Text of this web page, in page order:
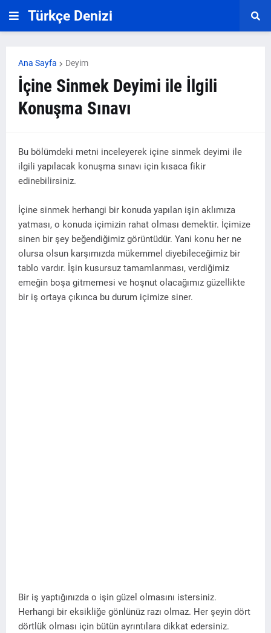
Türkçe Denizi
Ana Sayfa Deyim
İçine Sinmek Deyimi ile İlgili
Konuşma Sınavı
Bu bölümdeki metni inceleyerek içine sinmek deyimi ile
ilgili yapılacak konuşma sınavı için kısaca fikir
edinebilirsiniz.
İçine sinmek herhangi bir konuda yapılan işin aklımıza
yatması, o konuda içimizin rahat olması demektir. İçimize
sinen bir şey beğendiğimiz görüntüdür. Yani konu her ne
olursa olsun karşımızda mükemmel diyebileceğimiz bir
tablo vardır. İşin kusursuz tamamlanması, verdiğimiz
emeğin boşa gitmemesi ve hoşnut olacağımız güzellikte
bir iş ortaya çıkınca bu durum içimize siner.
Bir iş yaptığınızda o işin güzel olmasını istersiniz.
Herhangi bir eksikliğe gönlünüz razı olmaz. Her şeyin dört
dörtlük olması için bütün ayrıntılara dikkat edersiniz.